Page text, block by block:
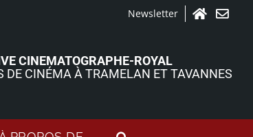
Newsletter
CINEMATOGRAPHE-ROYAL
DE CINÉMA À TRAMELAN ET TAVANNES